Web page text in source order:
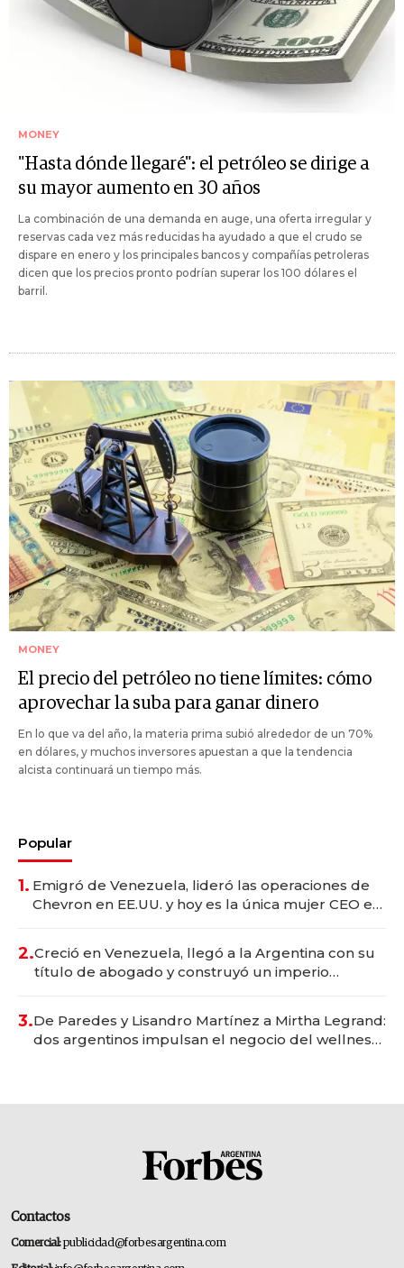
MONEY
"Hasta dónde llegaré": el petróleo se dirige a
su mayor aumento en 30 años
La combinación de una demanda en auge, una oferta irregular y
reservas cada vez más reducidas ha ayudado a que el crudo se
dispare en enero y los principales bancos y compañías petroleras
dicen que los precios pronto podrían superar los 100 dólares el
barril.
MONEY
El precio del petróleo no tiene límites: cómo
aprovechar la suba para ganar dinero
En lo que va del año, la materia prima subió alrededor de un 70%
en dólares, y muchos inversores apuestan a que la tendencia
alcista continuará un tiempo más.
Popular
1. Emigró de Venezuela, lideró las operaciones de
Chevron en EE.UU. y hoy es la única mujer CEO en
2.Creció en Venezuela, llegó a la Argentina con su
título de abogado y construyó un imperio
3.De Paredes y Lisandro Martínez a Mirtha Legrand:
dos argentinos impulsan el negocio del wellness
Contactos
Comercial:publicidad@forbesargentina.com